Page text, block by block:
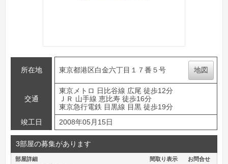
所在地 東京都港区白金六丁目１７番５号 地図
交通
東京メトロ 日比谷線 広尾 徒歩12分
ＪＲ 山手線 恵比寿 徒歩16分
東京急行電鉄 目黒線 目黒 徒歩19分
竣工日
2008年05月15日
3部屋の募集があります
部屋詳細 間取り表示 お問合せ